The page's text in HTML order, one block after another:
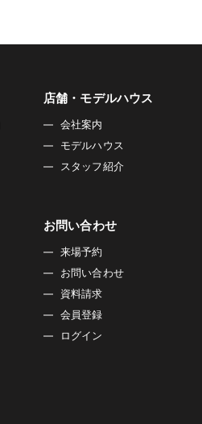
店舗・モデルハウス
会社案内
モデルハウス
スタッフ紹介
お問い合わせ
来場予約
お問い合わせ
資料請求
会員登録
ログイン